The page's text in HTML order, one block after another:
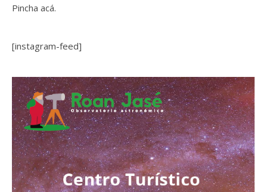
Pincha acá.
[instagram-feed]